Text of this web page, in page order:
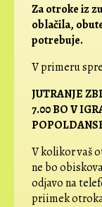
Za otroke iz
oblačila,
potrebuje.
V primeru
JUTRANJE
7.00 BO V
V kolikor vaš
ne bo
odjavo na
priimek